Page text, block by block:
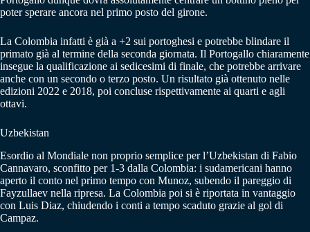
poter sperare ancora nel primo posto del girone.
La Colombia infatti è già a +2 sui portoghesi e potrebbe blindare il
primato già al termine della seconda giornata. Il Portogallo chiaramente
insegue la qualificazione ai sedicesimi di finale, che potrebbe arrivare
anche con un secondo o terzo posto. Un risultato già ottenuto nelle
edizioni 2022 e 2018, poi concluse rispettivamente ai quarti e agli
ottavi.
Uzbekistan
Esordio al Mondiale non proprio semplice per l’Uzbekistan di Fabio
Cannavaro, sconfitto per 1-3 dalla Colombia: i sudamericani hanno
aperto il conto nel primo tempo con Munoz, subendo il pareggio di
Fayzullaev nella ripresa. La Colombia poi si è riportata in vantaggio
con Luis Diaz, chiudendo i conti a tempo scaduto grazie al gol di
Campaz.